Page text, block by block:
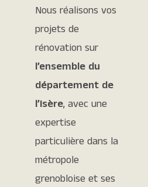
Nous réalisons vos
projets de
rénovation sur
l’ensemble du
département de
l’Isère, avec une
expertise
particulière dans la
métropole
grenobloise et ses